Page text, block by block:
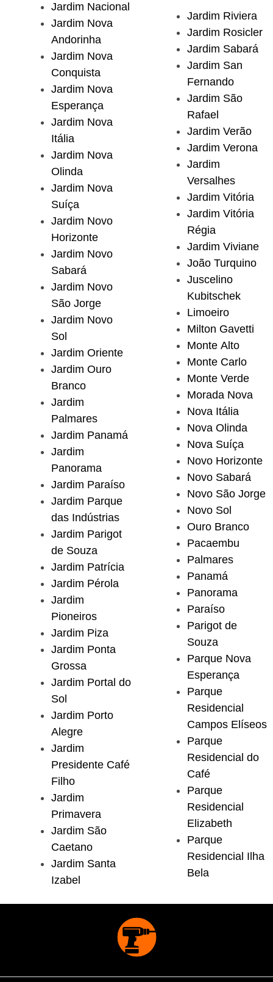
Jardim Nacional
Jardim Nova
Andorinha
Jardim Nova
Conquista
Jardim Nova
Esperança
Jardim Nova
Itália
Jardim Nova
Olinda
Jardim Nova
Suíça
Jardim Novo
Horizonte
Jardim Novo
Sabará
Jardim Novo
São Jorge
Jardim Novo
Sol
Jardim Oriente
Jardim Ouro
Branco
Jardim
Palmares
Jardim Panamá
Jardim
Panorama
Jardim Paraíso
Jardim Parque
das Indústrias
Jardim Parigot
de Souza
Jardim Patrícia
Jardim Pérola
Jardim
Pioneiros
Jardim Piza
Jardim Ponta
Grossa
Jardim Portal do
Sol
Jardim Porto
Alegre
Jardim
Presidente Café
Filho
Jardim
Primavera
Jardim São
Caetano
Jardim Santa
Izabel
Jardim Riviera
Jardim Rosicler
Jardim Sabará
Jardim San
Fernando
Jardim São
Rafael
Jardim Verão
Jardim Verona
Jardim
Versalhes
Jardim Vitória
Jardim Vitória
Régia
Jardim Viviane
João Turquino
Juscelino
Kubitschek
Limoeiro
Milton Gavetti
Monte Alto
Monte Carlo
Monte Verde
Morada Nova
Nova Itália
Nova Olinda
Nova Suíça
Novo Horizonte
Novo Sabará
Novo São Jorge
Novo Sol
Ouro Branco
Pacaembu
Palmares
Panamá
Panorama
Paraíso
Parigot de
Souza
Parque Nova
Esperança
Parque
Residencial
Campos Elíseos
Parque
Residencial do
Café
Parque
Residencial
Elizabeth
Parque
Residencial Ilha
Bela